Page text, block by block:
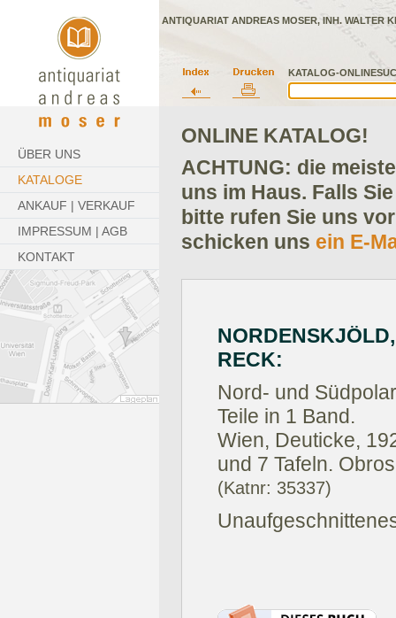
KATALOG-
ANTIQUARIAT ANDREAS MOSER, INH. WALTER
ÜBER UNS
KATALOGE
ANKAUF | VERKAUF
IMPRESSUM | AGB
KONTAKT
ONLINE KATALOG!
ACHTUNG: die
uns im Haus. Falls
bitte rufen Sie uns
schicken uns ein E-
RECK:
Nord- und
Teile in 1 Band.
Wien, Deuticke,
und 7 Tafeln.
(Katnr: 35337)